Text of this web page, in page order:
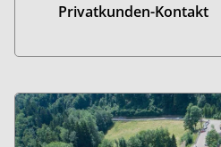
Privatkunden-Kontakt